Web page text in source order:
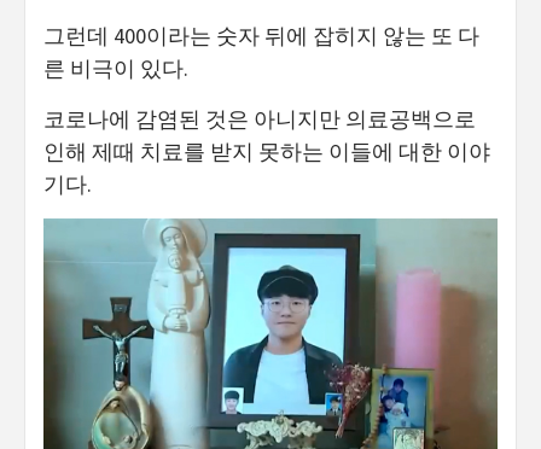
그런데 400이라는 숫자 뒤에 잡히지 않는 또 다
른 비극이 있다.
코로나에 감염된 것은 아니지만 의료공백으로
인해 제때 치료를 받지 못하는 이들에 대한 이야
기다.